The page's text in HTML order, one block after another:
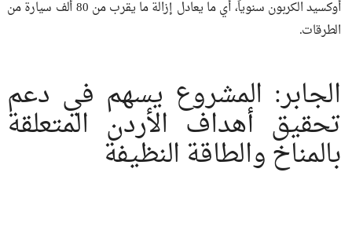
أوكسيد الكربون سنوياً، أي ما يعادل إزالة ما يقرب من 80 ألف سيارة من
الطرقات.
الجابر: المشروع يسهم في دعم
تحقيق أهداف الأردن المتعلقة
بالمناخ والطاقة النظيفة